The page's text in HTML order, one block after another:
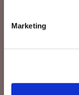
Marketing